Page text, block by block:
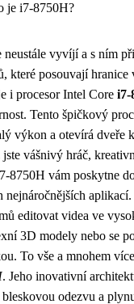
je i7-8750H?
neustále vyvíjí a s ním
které posouvají
i procesor Intel Core i7-
Tento špičkový
výkon a otevírá dveře
vášnivý hráč,
8750H vám poskytne
aplikací.
editovat videa ve
3D modely nebo se
To vše a mnohem
. Jeho inovativní
odezvu a